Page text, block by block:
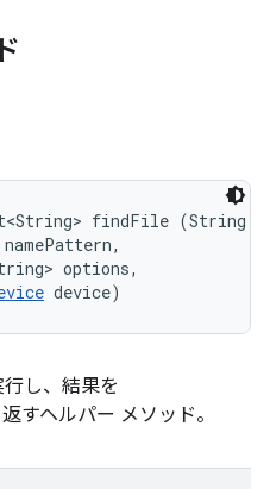
findFile (String
options,
device)
し、結果を
すヘルパー メソッド。